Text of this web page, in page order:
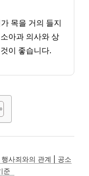
목을 거의 들지
아과 의사와 상
이 좋습니다.
사죄와의 관계 | 공소
준